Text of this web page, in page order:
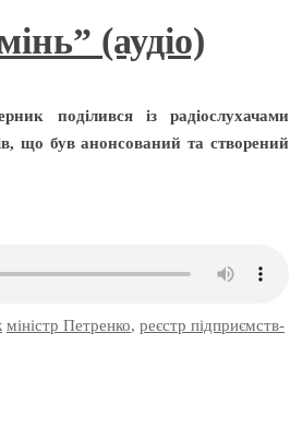
(аудіо)
поділився із радіослухачами
що був анонсований та створений
міністр Петренко, реєстр підприємств-